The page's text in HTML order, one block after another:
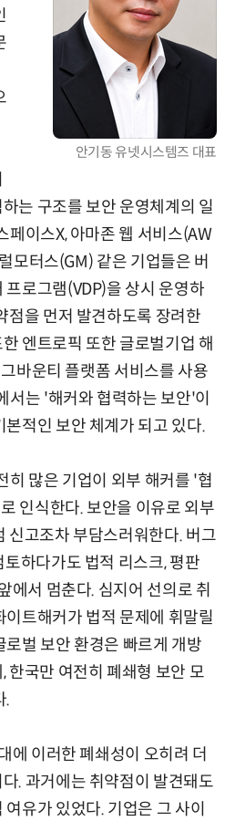
안기동 유넷시스템즈 대표
는 구조를 보안 운영체계의 일
페이스X, 아마존 웹 서비스(AW
모터스(GM) 같은 기업들은 버
로그램(VDP)을 상시 운영하
점을 먼저 발견하도록 장려한
엔트로픽 또한 글로벌기업 해
바운티 플랫폼 서비스를 사용
서는 '해커와 협력하는 보안'이
적인 보안 체계가 되고 있다.
히 많은 기업이 외부 해커를 '협
인식한다. 보안을 이유로 외부
신고조차 부담스러워한다. 버그
하다가도 법적 리스크, 평판
에서 멈춘다. 심지어 선의로 취
트해커가 법적 문제에 휘말릴
벌 보안 환경은 빠르게 개방
한국만 여전히 폐쇄형 보안 모
.
에 이러한 폐쇄성이 오히려 더
. 과거에는 취약점이 발견돼도
유가 있었다. 기업은 그 사이